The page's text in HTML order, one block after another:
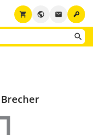
key
email
public
shopping_cart